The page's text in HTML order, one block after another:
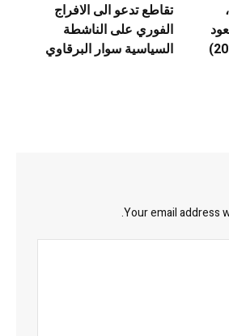
تقاطع تدعو الى الافراج
الفوري على الناشطة
السياسية سوار البرقاوي
Your email address